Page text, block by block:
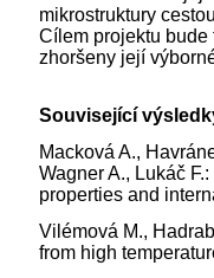
mikrostruktury
Cílem projektu bude
zhoršeny její
Související
Macková A.,
Wagner A., Lukáč
properties and
Vilémová M.,
from high